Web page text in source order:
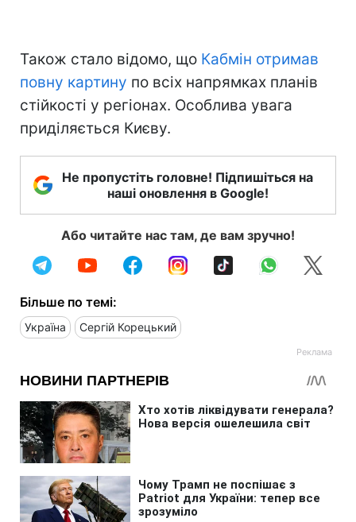
Також стало відомо, що Кабмін отримав
повну картину по всіх напрямках планів
стійкості у регіонах. Особлива увага
приділяється Києву.
Не пропустіть головне! Підпишіться на
наші оновлення в Google!
Або читайте нас там, де вам зручно!
Більше по темі:
Україна Сергій Корецький